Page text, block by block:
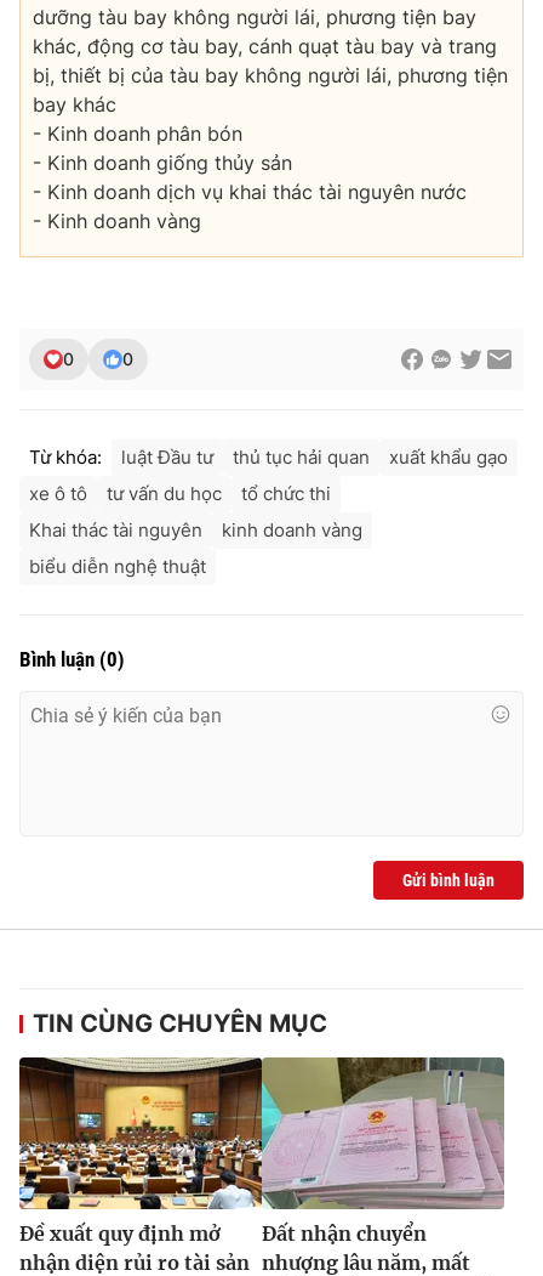
Ðiện thoại Thời báo VTV:024.66 897 897
Email:toasoan@vtv.vn
Liên hệ quảng cáo:024-7300.7108
thuận bằng văn bản. Ghi rõ nguồn VTV.vn khi phát hành lại
thông tin từ website này.
dưỡng tàu bay không người lái, phương tiện bay
khác, động cơ tàu bay, cánh quạt tàu bay và trang
bị, thiết bị của tàu bay không người lái, phương tiện
bay khác
- Kinh doanh phân bón
- Kinh doanh giống thủy sản
- Kinh doanh dịch vụ khai thác tài nguyên nước
- Kinh doanh vàng
0 0
Từ khóa: luật Đầu tư thủ tục hải quan
xuất khẩu gạo
xe ô tô
tư vấn du học
tổ chức thi
Khai thác tài nguyên
kinh doanh vàng
biểu diễn nghệ thuật
Bình luận (0)
Gửi bình luận
TIN CÙNG CHUYÊN MỤC
Ðề xuất quy định mở
nhận diện rủi ro tài sản
Đất nhận chuyển
nhượng lâu năm, mất